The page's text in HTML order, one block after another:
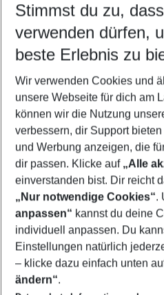
Spanien Urlaub
Quicklinks
Städtereisen Lyon
Footer
Footer navigation
Über uns
AGB
Bestpreisgarantie
Stimmst du zu,
verwenden dürfen,
beste Erlebnis zu
Wir verwenden Cookies und
unsere Webseite für dich am
können wir die Nutzung
verbessern, dir Support
und Werbung anzeigen, die
dir passen. Klicke auf „Alle
einverstanden bist. Dir reicht
„Nur notwendige Cookies“.
anpassen“ kannst du deine
individuell anpassen. Du
Einstellungen natürlich
– klicke dazu einfach unten
ändern“.